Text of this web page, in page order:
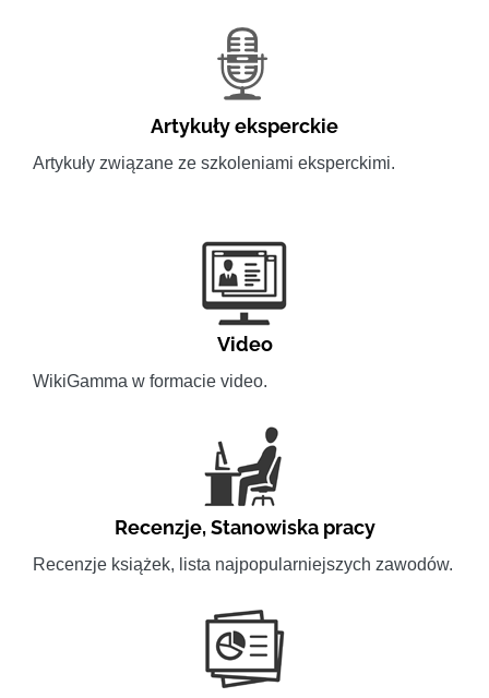
Artykuły eksperckie
Artykuły związane ze szkoleniami eksperckimi.
Video
WikiGamma w formacie video.
Recenzje,Stanowiska pracy
Recenzje książek, lista najpopularniejszych zawodów.